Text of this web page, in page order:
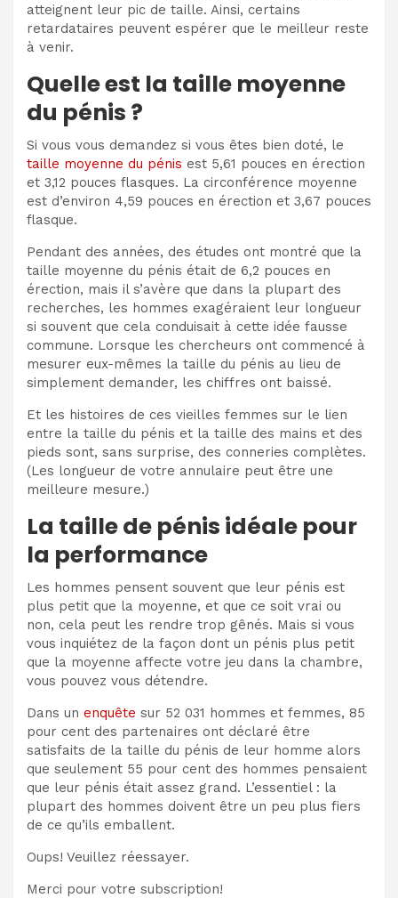
atteignent leur pic de taille. Ainsi, certains
retardataires peuvent espérer que le meilleur reste
à venir.
Quelle est la taille moyenne
du pénis ?
Si vous vous demandez si vous êtes bien doté, le
taille moyenne du pénis est 5,61 pouces en érection
et 3,12 pouces flasques. La circonférence moyenne
est d’environ 4,59 pouces en érection et 3,67 pouces
flasque.
Pendant des années, des études ont montré que la
taille moyenne du pénis était de 6,2 pouces en
érection, mais il s’avère que dans la plupart des
recherches, les hommes exagéraient leur longueur
si souvent que cela conduisait à cette idée fausse
commune. Lorsque les chercheurs ont commencé à
mesurer eux-mêmes la taille du pénis au lieu de
simplement demander, les chiffres ont baissé.
Et les histoires de ces vieilles femmes sur le lien
entre la taille du pénis et la taille des mains et des
pieds sont, sans surprise, des conneries complètes.
(Les longueur de votre annulaire peut être une
meilleure mesure.)
La taille de pénis idéale pour
la performance
Les hommes pensent souvent que leur pénis est
plus petit que la moyenne, et que ce soit vrai ou
non, cela peut les rendre trop gênés. Mais si vous
vous inquiétez de la façon dont un pénis plus petit
que la moyenne affecte votre jeu dans la chambre,
vous pouvez vous détendre.
Dans un enquête sur 52 031 hommes et femmes, 85
pour cent des partenaires ont déclaré être
satisfaits de la taille du pénis de leur homme alors
que seulement 55 pour cent des hommes pensaient
que leur pénis était assez grand. L’essentiel : la
plupart des hommes doivent être un peu plus fiers
de ce qu’ils emballent.
Oups! Veuillez réessayer.
Merci pour votre subscription!